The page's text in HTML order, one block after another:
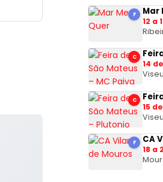
F Mar
12 a
C
14
Viseu
C
15
Viseu
F CA
18 a